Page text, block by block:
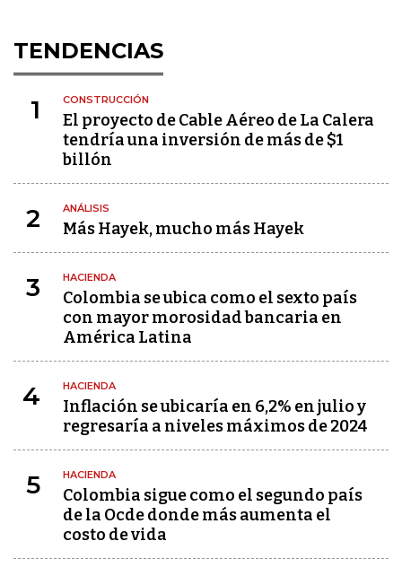
TENDENCIAS
1 CONSTRUCCIÓN
El proyecto de Cable Aéreo de La Calera
tendría una inversión de más de $1
billón
2 ANÁLISIS
Más Hayek, mucho más Hayek
3 HACIENDA
Colombia se ubica como el sexto país
con mayor morosidad bancaria en
América Latina
4 HACIENDA
Inflación se ubicaría en 6,2% en julio y
regresaría a niveles máximos de 2024
5 HACIENDA
Colombia sigue como el segundo país
de la Ocde donde más aumenta el
costo de vida